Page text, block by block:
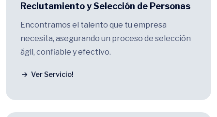
Reclutamiento y Selección de Personas
Encontramos el talento que tu empresa
necesita, asegurando un proceso de selección
ágil, confiable y efectivo.
Ver Servicio!